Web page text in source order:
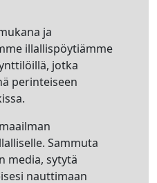
ja
illallispöytiämme
jotka
perinteiseen
Sammuta
media, sytytä
nauttimaan